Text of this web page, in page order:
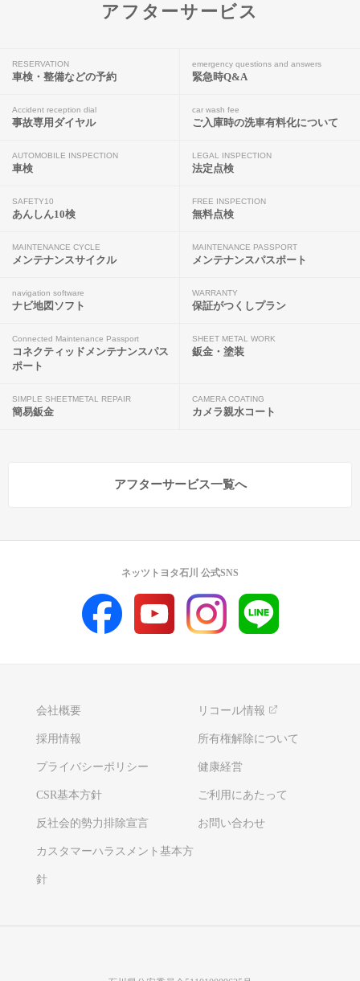
アフターサービス
RESERVATION
車検・整備などの予約
emergency questions and answers
緊急時Q&A
Accident reception dial
事故専用ダイヤル
car wash fee
ご入庫時の洗車有料化について
AUTOMOBILE INSPECTION
車検
LEGAL INSPECTION
法定点検
SAFETY10
あんしん10検
FREE INSPECTION
無料点検
MAINTENANCE CYCLE
メンテナンスサイクル
MAINTENANCE PASSPORT
メンテナンスパスポート
navigation software
ナビ地図ソフト
WARRANTY
保証がつくしプラン
Connected Maintenance Passport
コネクティッドメンテナンスパス
ポート
SHEET METAL WORK
鈑金・塗装
SIMPLE SHEETMETAL REPAIR
簡易鈑金
CAMERA COATING
カメラ親水コート
アフターサービス一覧へ
会社概要 リコール情報
採用情報 所有権解除について
プライバシーポリシー 健康経営
CSR基本方針 ご利用にあたって
反社会的勢力排除宣言 お問い合わせ
カスタマーハラスメント基本方
針
ネッツトヨタ石川 公式SNS